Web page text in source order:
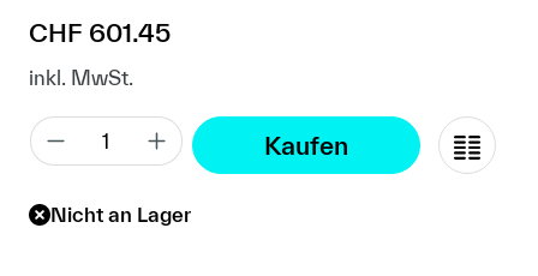
Regulärer Preis:
CHF 601.45
inkl. MwSt.
Kaufen
Nicht an Lager